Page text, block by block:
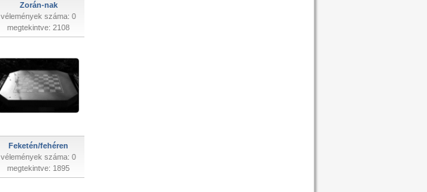
Zorán-nak
vélemények száma: 0
megtekintve: 2108
Feketén/fehéren
vélemények száma: 0
megtekintve: 1895